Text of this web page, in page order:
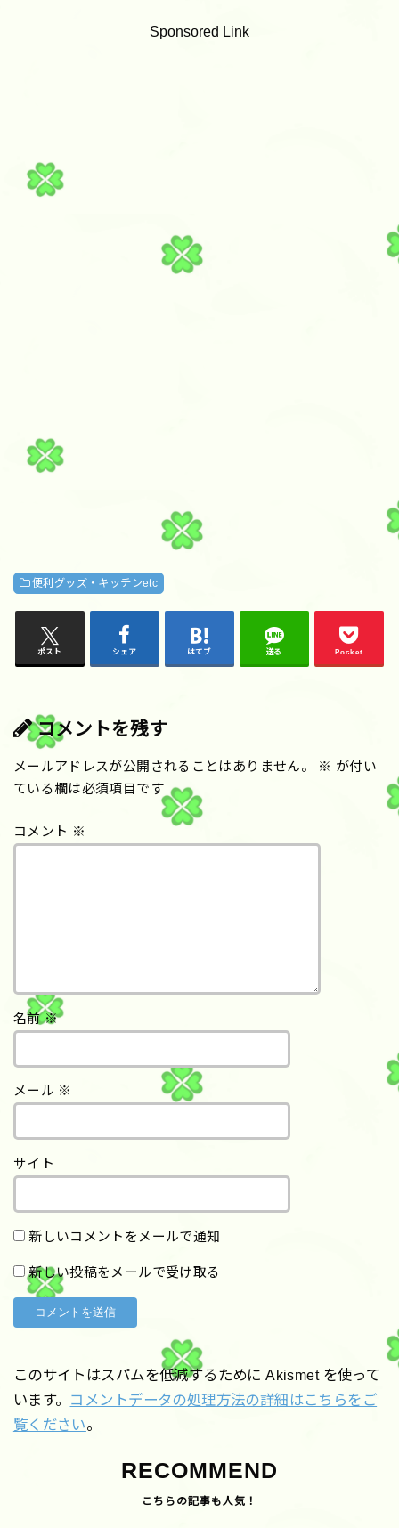
Sponsored Link
便利グッズ・キッチンetc
ポスト シェア はてブ 送る Pocket
コメントを残す
メールアドレスが公開されることはありません。 ※ が付い
ている欄は必須項目です
コメント ※
名前※
メール ※
サイト
新しいコメントをメールで通知
新しい投稿をメールで受け取る
このサイトはスパムを低減するために Akismet を使って
います。 コメントデータの処理方法の詳細はこちらをご
覧ください。
RECOMMEND